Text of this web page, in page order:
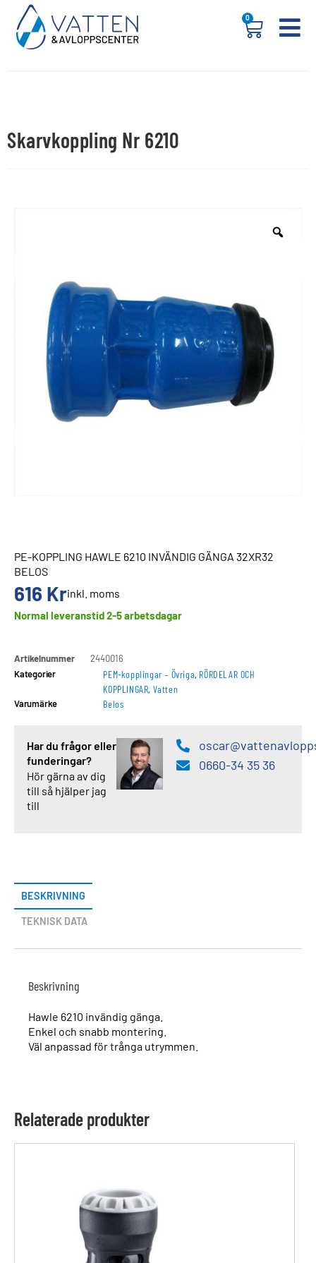
0
Skarvkoppling Nr 6210
PE-KOPPLING HAWLE 6210 INVÄNDIG GÄNGA 32XR32
BELOS
616 Krinkl. moms
Normal leveranstid 2-5 arbetsdagar
Artikelnummer
2440016
Kategorier
PEM-kopplingar – Övriga, RÖRDELAR OCH
KOPPLINGAR, Vatten
Varumärke Belos
Har du frågor eller
funderingar?
Hör gärna av dig
till så hjälper jag
till
0660-34 35 36
BESKRIVNING
TEKNISK DATA
Beskrivning
Hawle 6210 invändig gänga.
Enkel och snabb montering.
Väl anpassad för trånga utrymmen.
Relaterade produkter